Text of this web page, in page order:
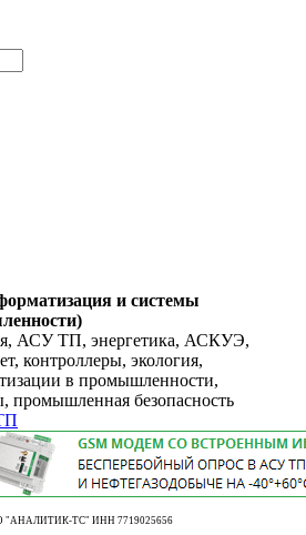
и системы
АСУ ТП, энергетика, АСКУЭ,
контроллеры, экология,
в промышленности,
промышленная безопасность
"АНАЛИТИК-ТС" ИНН 7719025656